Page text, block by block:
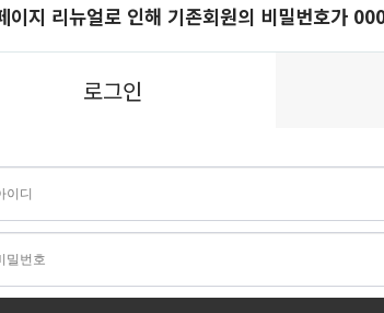
지 리뉴얼로 인해 기존회원의 비밀번호가
로그인